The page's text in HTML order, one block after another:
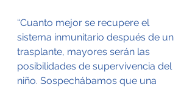
“Cuanto mejor se recupere el
sistema inmunitario después de un
trasplante, mayores serán las
posibilidades de supervivencia del
niño. Sospechábamos que una